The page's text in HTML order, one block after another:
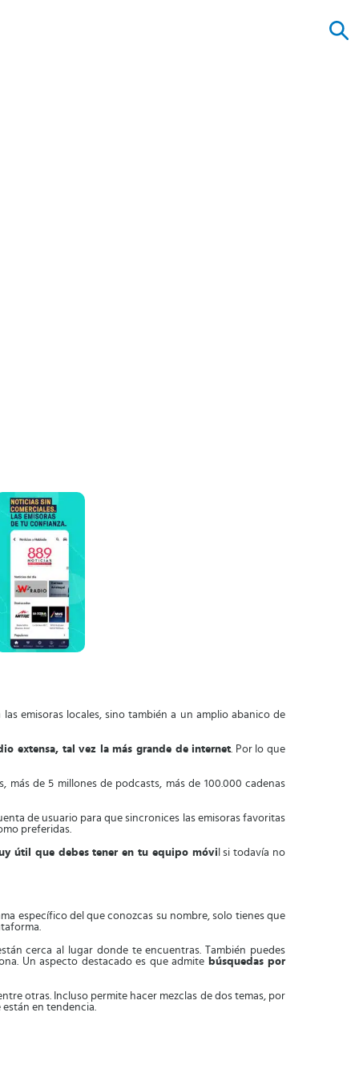
emisoras locales, sino también a un amplio abanico de
extensa, tal vez la más grande de internet. Por lo que
de 5 millones de podcasts, más de 100.000 cadenas
de usuario para que sincronices las emisoras favoritas
preferidas.
útil que debes tener en tu equipo móvi l si todavía no
específico del que conozcas su nombre, solo tienes que
cerca al lugar donde te encuentras. También puedes
Un aspecto destacado es que admite búsquedas por
otras. Incluso permite hacer mezclas de dos temas, por
están en tendencia.